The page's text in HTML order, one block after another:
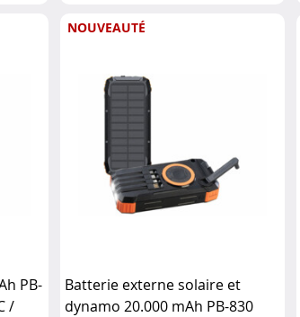
PB-
/
NOUVEAUTÉ
Batterie externe solaire et
dynamo 20.000 mAh PB-830